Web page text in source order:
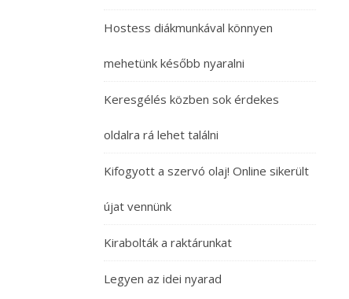
Hostess diákmunkával könnyen
mehetünk később nyaralni
Keresgélés közben sok érdekes
oldalra rá lehet találni
Kifogyott a szervó olaj! Online sikerült
újat vennünk
Kirabolták a raktárunkat
Legyen az idei nyarad